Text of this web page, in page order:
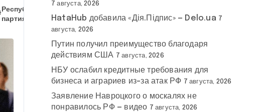
Республиканская
партия
7 августа, 2026
HataHub добавила «Дія.Підпис» — Delo.ua 7
августа, 2026
Путин получил преимущество благодаря
действиям США 7 августа, 2026
НБУ ослабил кредитные требования для
бизнеса и аграриев из-за атак РФ 7 августа, 2026
Заявление Навроцкого о москалях не
понравилось РФ — видео 7 августа, 2026